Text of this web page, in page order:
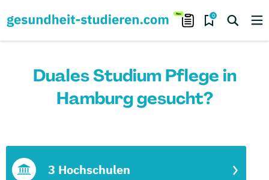
0
Duales Studium Pflege in
Hamburg gesucht?
3 Hochschulen